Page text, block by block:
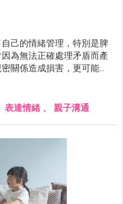
己的情緒管理，特別是脾
為無法正確處理矛盾而產
關係造成損害，更可能深
、真實面對情緒以及表達
穩定且和諧的家庭關係。
表達情緒 、 親子溝通